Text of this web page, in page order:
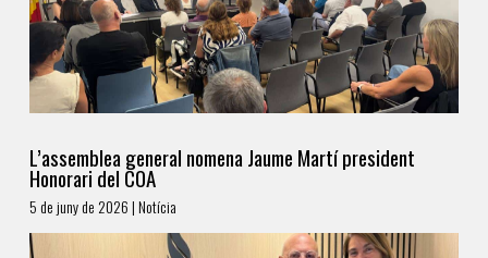
L’assemblea general nomena Jaume Martí president
Honorari del COA
5 de juny de 2026 | Notícia